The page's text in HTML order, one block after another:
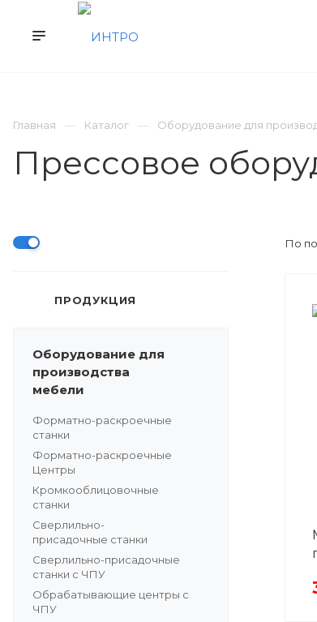
Главная
Каталог Оборудование для
Прессовое
ПРОДУКЦИЯ
Оборудование для
производства
мебели
Форматно-раскроечные
станки
Форматно-раскроечные
Центры
Кромкооблицовочные
станки
Сверлильно-
присадочные станки
Сверлильно-присадочные
станки с ЧПУ
Обрабатывающие центры с
ЧПУ
По